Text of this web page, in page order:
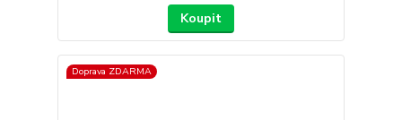
Koupit
Doprava ZDARMA